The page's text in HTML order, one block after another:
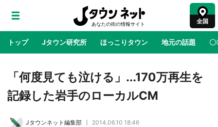
全国
トップ Jタウン研究所 ほっこりタウン 地元の話題 〇
地域×二次元 絶景 あの時はありがとう 物語がはじ
太郎グッズ買える 銀座・博品館TOY PARKへ
「何度見ても泣ける」...170万再生を
記録した岩手のローカルCM
Jタウンネット編集部 2014.06.10 18:46